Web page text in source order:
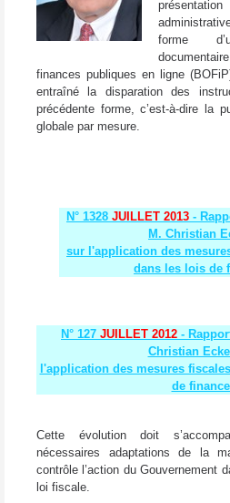
forme
finances publiques en ligne
entraîné la disparation des
précédente forme, c’est-à-dire la
globale par mesure.
N° 1328 JUILLET 2013 -
M. Christian
sur l'application des
dans les lois de
N° 127 JUILLET 2012 -
Christian
l'application des mesures
de
Cette évolution doit
nécessaires adaptations de la
contrôle l’action du Gouvernement
loi fiscale.